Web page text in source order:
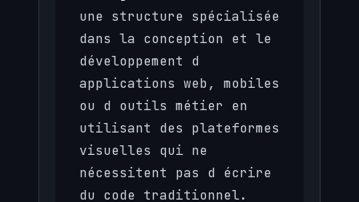
une structure spécialisée
dans la conception et le
développement d
applications web, mobiles
ou d outils métier en
utilisant des plateformes
visuelles qui ne
nécessitent pas d écrire
du code traditionnel.